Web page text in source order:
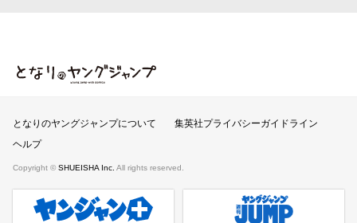
となりのヤングジャンプ
となりのヤングジャンプについて
集英社プライバシーガイドライン
ヘルプ
Copyright © SHUEISHA Inc. All rights reserved.
ヤンジャンプラス 週刊ヤングジャンプ公式サイト